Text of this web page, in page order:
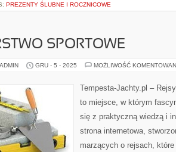
PREZENTY ŚLUBNE I ROCZNICOWE
SPORTOWE
GRU - 5 - 2025 MOŻLIWOŚĆ
Tempesta-Jachty.pl –
to miejsce, w którym
się z praktyczną wiedzą i
strona internetowa,
marzących o rejsach,